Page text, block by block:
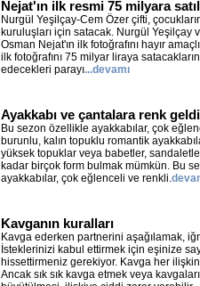
Nejat'ın ilk resmi 75 milyara
Nurgül Yeşilçay-Cem Özer çifti,
kuruluşları için satacak. Nurgül Yeşilçay
Osman Nejat'ın ilk fotoğrafını hayır
ilk fotoğrafını 75 milyar liraya
edecekleri parayı...devamı
Ayakkabı ve çantalara renk geldi
Bu sezon özellikle ayakkabılar, çok
burunlu, kalın topuklu romantik
yüksek topuklar veya babetler,
kadar birçok form bulmak mümkün. Bu
ayakkabılar, çok eğlenceli ve renkli.
Kavganın kuralları
Kavga ederken partnerini aşağılamak,
İsteklerinizi kabul ettirmek için eşinize
hissettirmeniz gerekiyor. Kavga her
Ancak sık sık kavga etmek veya